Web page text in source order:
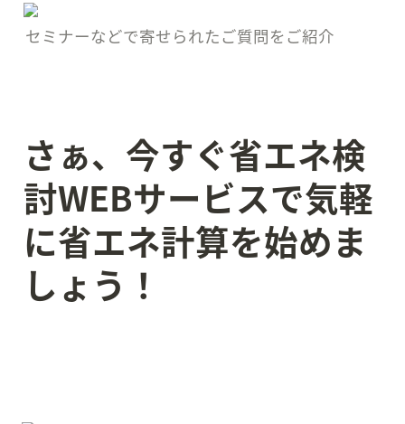
セミナーなどで寄せられたご質問をご紹介
さぁ、今すぐ省エネ検
討WEBサービスで気軽
に省エネ計算を始めま
しょう！